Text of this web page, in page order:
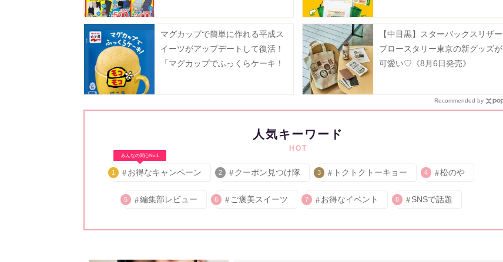
マグカップで簡単に作れる平成ス
イーツがアップデートして復活！
「マグカップでふっくらケーキ！
【中目黒】スターバックスリザー
ブロースタリー東京の新グッズが
可愛い♡《8月6日発売》
Recommended by
人気キーワード
HOT
みんなの関心No.1
1 お得なキャンペーン 2 クーポン見つけ隊 3 トクトクトーキョー 4 松のや
5 編集部レビュー 6 ご褒美スイーツ 7 お得なイベント 8 SNSで話題